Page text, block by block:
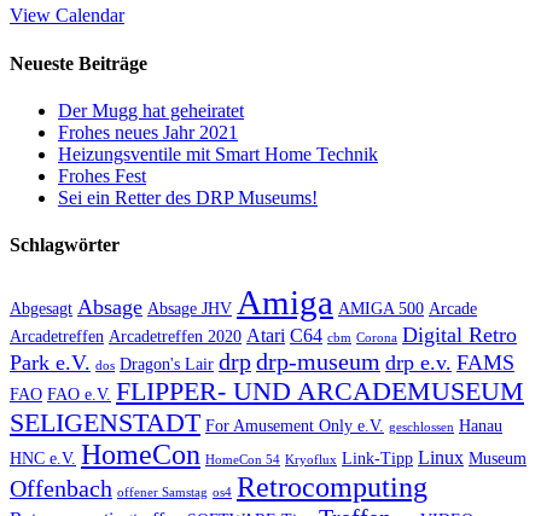
View Calendar
Neueste Beiträge
Der Mugg hat geheiratet
Frohes neues Jahr 2021
Heizungsventile mit Smart Home Technik
Frohes Fest
Sei ein Retter des DRP Museums!
Schlagwörter
Abgesagt Absage Absage JHV Amiga AMIGA 500 Arcade
Arcadetreffen Arcadetreffen 2020 Atari C64 cbm Corona Digital Retro
Park e.V. dos Dragon's Lair drpdrp-museum drp e.v. FAMS
FAO FAO e.V. FLIPPER- UND ARCADEMUSEUM
SELIGENSTADT For Amusement Only e.V. geschlossen Hanau
HNC e.V. HomeCon HomeCon 54 Kryoflux Link-Tipp Linux Museum
Offenbach offener Samstag os4 Retrocomputing